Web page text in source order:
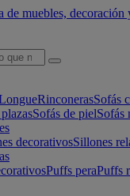
RinconerasSofás
Sofás de pielSofás
decorativosSillones
Puffs peraPuffs